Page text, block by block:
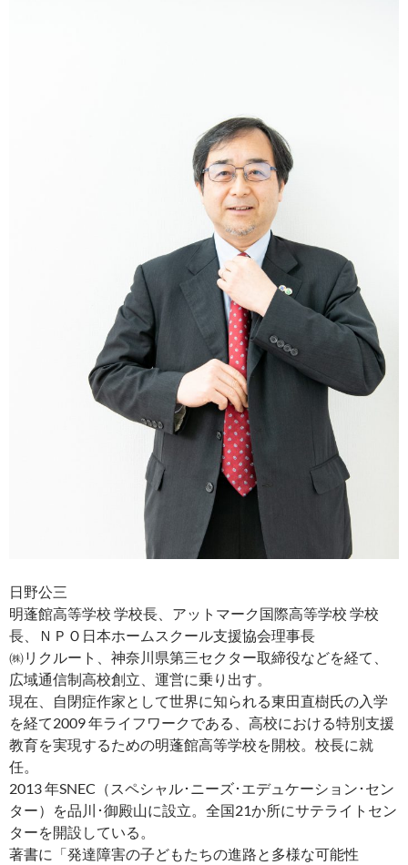
日野公三
明蓬館高等学校 学校長、アットマーク国際高等学校 学校
長、ＮＰＯ日本ホームスクール支援協会理事長
㈱リクルート、神奈川県第三セクター取締役などを経て、
広域通信制高校創立、運営に乗り出す。
現在、自閉症作家として世界に知られる東田直樹氏の入学
を経て2009 年ライフワークである、高校における特別支援
教育を実現するための明蓬館高等学校を開校。校長に就
任。
2013 年SNEC（スペシャル･ニーズ･エデュケーション･セン
ター）を品川･御殿山に設立。全国21か所にサテライトセン
ターを開設している。
著書に「発達障害の子どもたちの進路と多様な可能性